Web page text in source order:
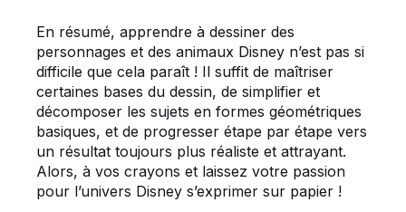
En résumé, apprendre à dessiner des
personnages et des animaux Disney n’est pas si
difficile que cela paraît ! Il suffit de maîtriser
certaines bases du dessin, de simplifier et
décomposer les sujets en formes géométriques
basiques, et de progresser étape par étape vers
un résultat toujours plus réaliste et attrayant.
Alors, à vos crayons et laissez votre passion
pour l’univers Disney s’exprimer sur papier !